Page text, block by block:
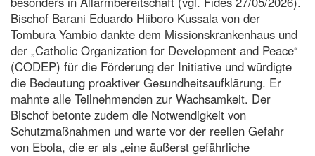
Bischof Barani Eduardo Hiiboro Kussala von der
Tombura Yambio dankte dem Missionskrankenhaus und
der „Catholic Organization for Development and Peace“
(CODEP) für die Förderung der Initiative und würdigte
die Bedeutung proaktiver Gesundheitsaufklärung. Er
mahnte alle Teilnehmenden zur Wachsamkeit. Der
Bischof betonte zudem die Notwendigkeit von
Schutzmaßnahmen und warte vor der reellen Gefahr
von Ebola, die er als „eine äußerst gefährliche